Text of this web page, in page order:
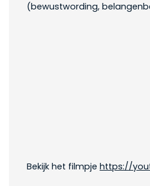
(bewustwording,
Bekijk het filmpje https://